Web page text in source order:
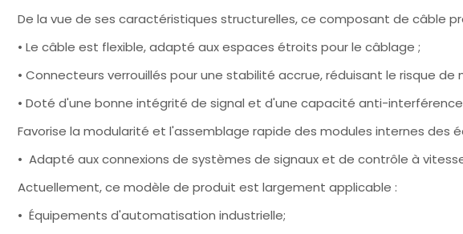
De la vue de ses caractéristiques structurelles, ce composant de câble
• Le câble est flexible, adapté aux espaces étroits pour le câblage ;
• Connecteurs verrouillés pour une stabilité accrue, réduisant le risque de
• Doté d'une bonne intégrité de signal et d'une capacité anti-
Favorise la modularité et l'assemblage rapide des modules internes des
• Adapté aux connexions de systèmes de signaux et de contrôle à
Actuellement, ce modèle de produit est largement applicable :
• Équipements d'automatisation industrielle;